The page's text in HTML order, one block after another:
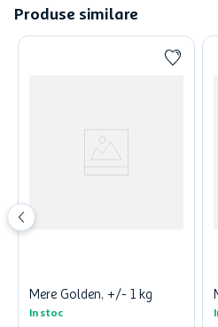
Produse similare
Mere Golden, +/- 1 kg
In stoc